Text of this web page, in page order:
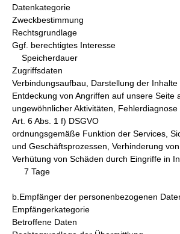
Datenkategorie
Zweckbestimmung
Rechtsgrundlage
Ggf. berechtigtes Interesse
Speicherdauer
Zugriffsdaten
Verbindungsaufbau, Darstellung der Inhalte
Entdeckung von Angriffen auf unsere Seite
ungewöhnlicher Aktivitäten, Fehlerdiagnose
Art. 6 Abs. 1 f) DSGVO
ordnungsgemäße Funktion der Services,
und Geschäftsprozessen, Verhinderung von
Verhütung von Schäden durch Eingriffe in
7 Tage
b.Empfänger der personenbezogenen
Empfängerkategorie
Betroffene Daten